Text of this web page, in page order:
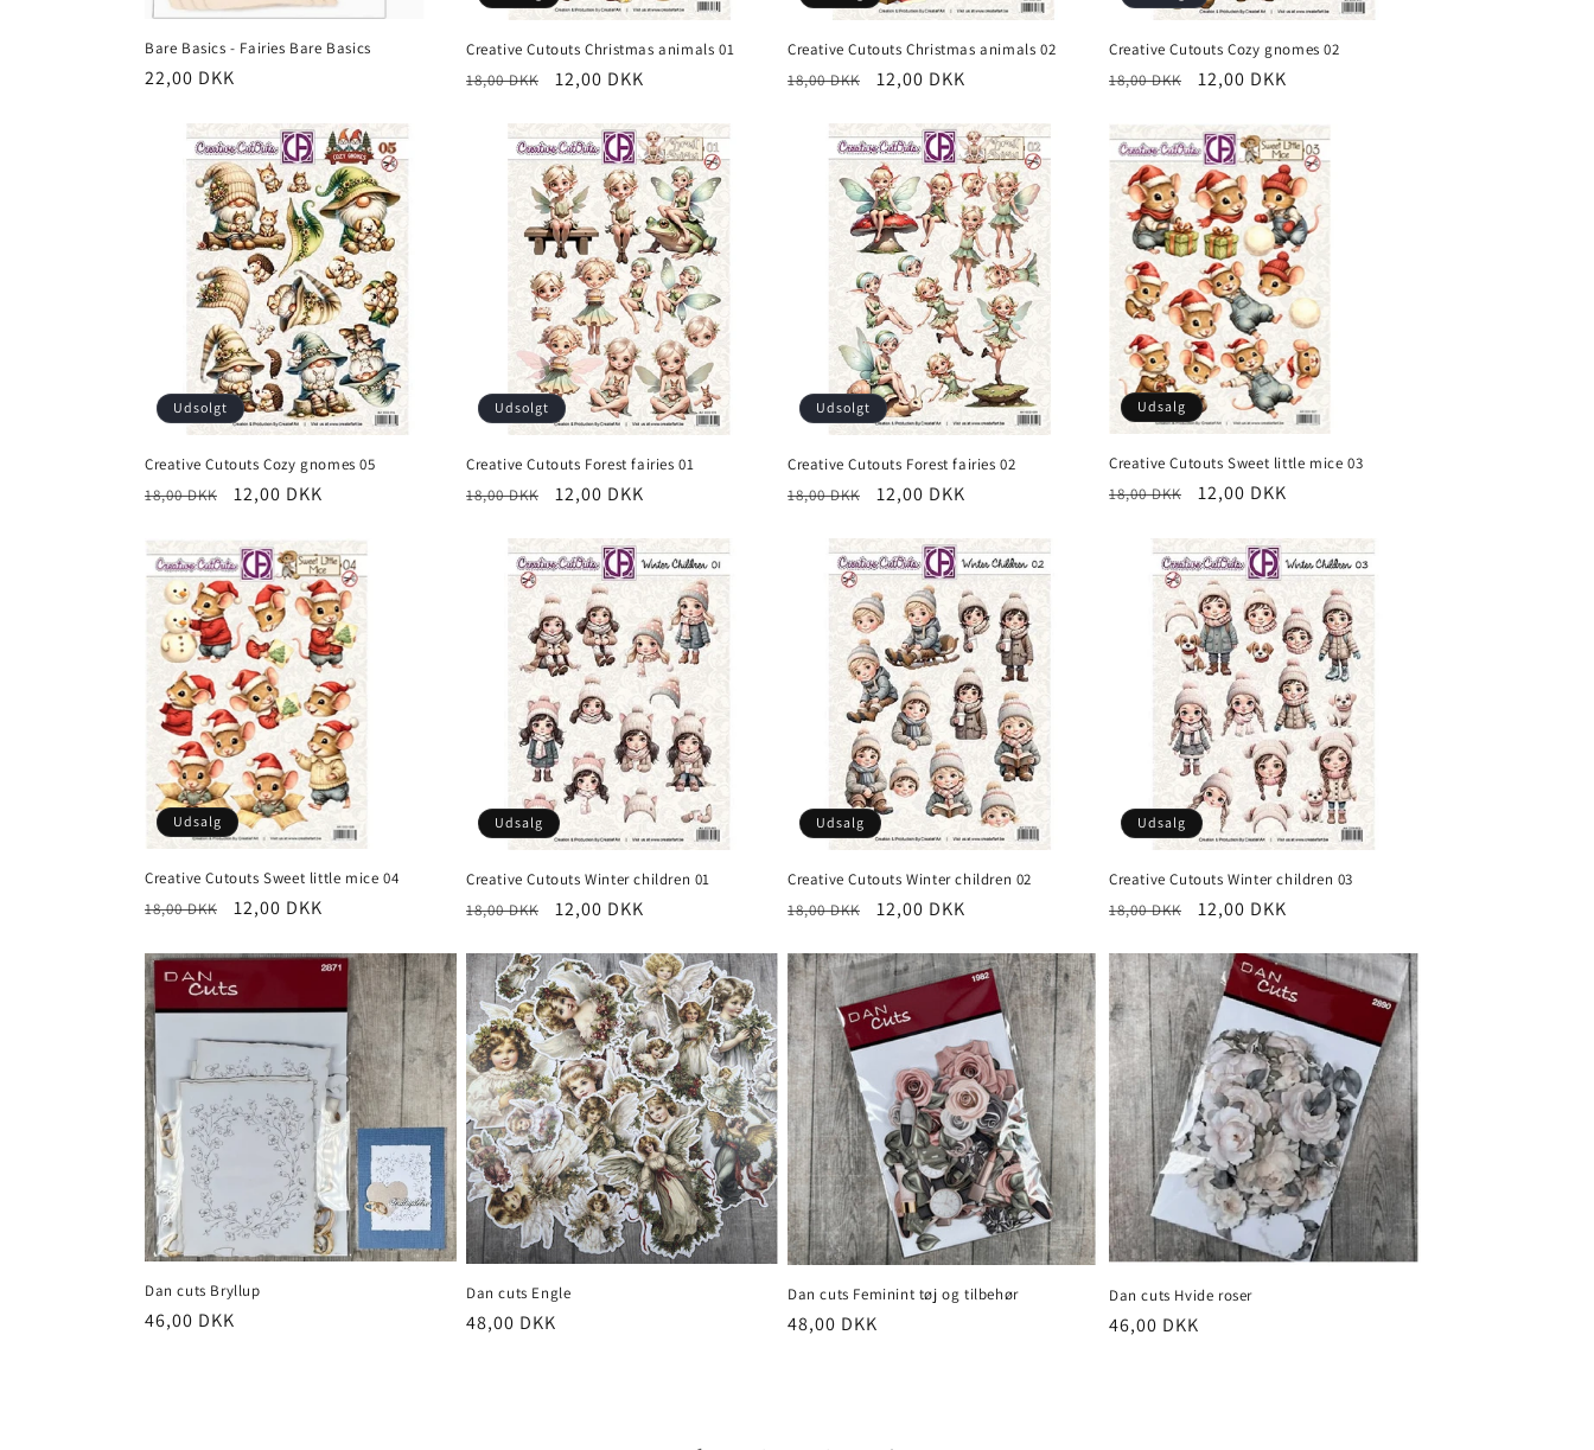
Bare Basics - Fairies Bare Basics
22,00 DKK
Creative Cutouts Christmas animals 01
18,00 DKK
12,00 DKK
Creative Cutouts Christmas animals 02
18,00 DKK
12,00 DKK
Creative Cutouts Cozy gnomes 02
18,00 DKK
12,00 DKK
Udsolgt
Creative Cutouts Cozy gnomes 05
18,00 DKK
12,00 DKK
Udsolgt
Creative Cutouts Forest fairies 01
18,00 DKK
12,00 DKK
Udsolgt
Creative Cutouts Forest fairies 02
18,00 DKK
12,00 DKK
Udsalg
Creative Cutouts Sweet little mice 03
18,00 DKK
12,00 DKK
Udsalg
Creative Cutouts Sweet little mice 04
18,00 DKK
12,00 DKK
Udsalg
Creative Cutouts Winter children 01
18,00 DKK
12,00 DKK
Udsalg
Creative Cutouts Winter children 02
18,00 DKK
12,00 DKK
Udsalg
Creative Cutouts Winter children 03
18,00 DKK
12,00 DKK
Dan cuts Bryllup
46,00 DKK
Dan cuts Engle
48,00 DKK
Dan cuts Feminint tøj og tilbehør
48,00 DKK
Dan cuts Hvide roser
46,00 DKK